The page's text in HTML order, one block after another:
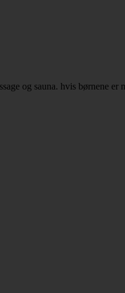
og sauna. hvis børnene er